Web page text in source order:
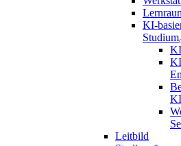
KI-
Studium
KI
Leitbild